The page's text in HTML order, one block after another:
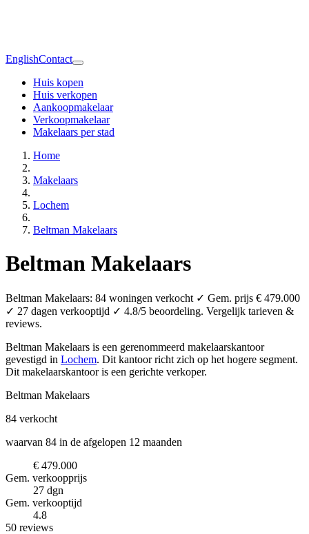
EnglishContact
Huis kopen
Huis verkopen
Aankoopmakelaar
Verkoopmakelaar
Makelaars per stad
Home
Makelaars
Lochem
Beltman Makelaars
Beltman Makelaars
Beltman Makelaars: 84 woningen verkocht ✓ Gem. prijs € 479.000
✓ 27 dagen verkooptijd ✓ 4.8/5 beoordeling. Vergelijk tarieven &
reviews.
Beltman Makelaars is een gerenommeerd makelaarskantoor
gevestigd in Lochem. Dit kantoor richt zich op het hogere segment.
Dit makelaarskantoor is een gerichte verkoper.
Beltman Makelaars
84 verkocht
waarvan 84 in de afgelopen 12 maanden
€ 479.000
Gem. verkoopprijs
27 dgn
Gem. verkooptijd
4.8
50 reviews